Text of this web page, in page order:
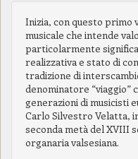
Inizia, con questo primo
musicale che intende
particolarmente
realizzativa e stato di
tradizione di
denominatore “viaggio”
generazioni di musicisti
Carlo Silvestro Velatta,
seconda metà del XVIII
organaria valsesiana.